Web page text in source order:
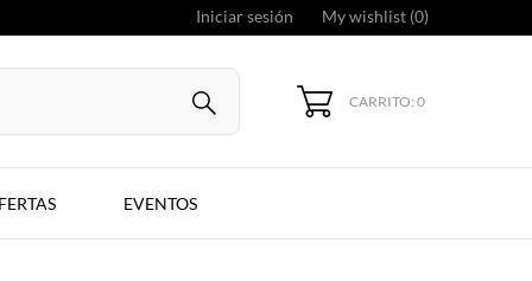
Iniciar sesión My wishlist (0)
CARRITO: 0
EVENTOS